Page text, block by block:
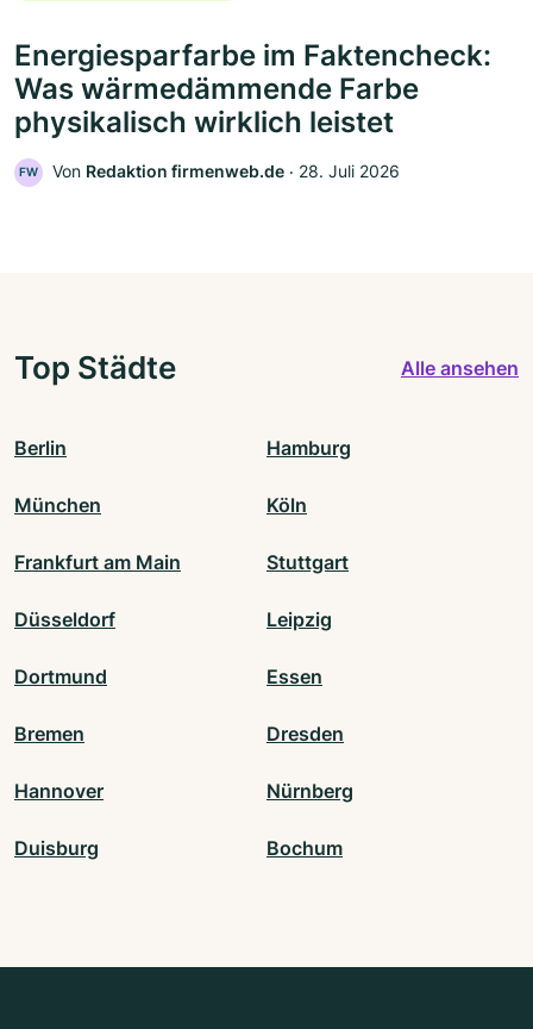
Energiesparfarbe im Faktencheck:
Was wärmedämmende Farbe
physikalisch wirklich leistet
FW Von Redaktion firmenweb.de ‧ 28. Juli 2026
Top Städte Alle ansehen
Berlin Hamburg
München Köln
Frankfurt am Main Stuttgart
Düsseldorf Leipzig
Dortmund Essen
Bremen Dresden
Hannover Nürnberg
Duisburg Bochum